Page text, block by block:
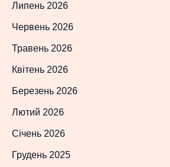
Липень 2026
Червень 2026
Травень 2026
Квітень 2026
Березень 2026
Лютий 2026
Січень 2026
Грудень 2025